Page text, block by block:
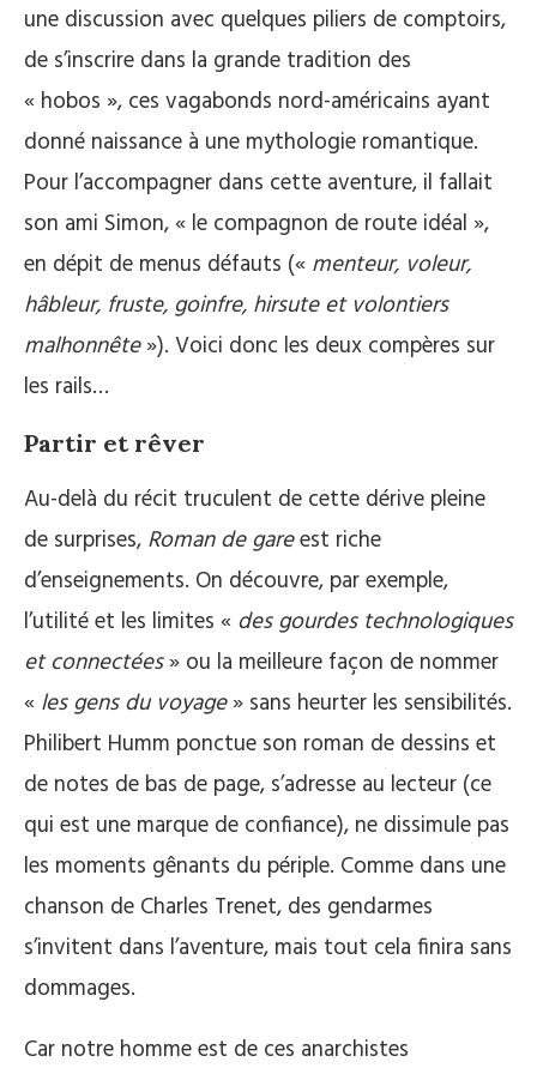
une discussion avec quelques piliers de comptoirs,
de s’inscrire dans la grande tradition des
« hobos », ces vagabonds nord-américains ayant
donné naissance à une mythologie romantique.
Pour l’accompagner dans cette aventure, il fallait
son ami Simon, « le compagnon de route idéal »,
en dépit de menus défauts (« menteur, voleur,
hâbleur, fruste, goinfre, hirsute et volontiers
malhonnête»). Voici donc les deux compères sur
les rails…
Partir et rêver
Au-delà du récit truculent de cette dérive pleine
de surprises, Roman de gareest riche
d’enseignements. On découvre, par exemple,
l’utilité et les limites « des gourdes technologiques
et connectées» ou la meilleure façon de nommer
« les gens du voyage» sans heurter les sensibilités.
Philibert Humm ponctue son roman de dessins et
de notes de bas de page, s’adresse au lecteur (ce
qui est une marque de confiance), ne dissimule pas
les moments gênants du périple. Comme dans une
chanson de Charles Trenet, des gendarmes
s’invitent dans l’aventure, mais tout cela finira sans
dommages.
Car notre homme est de ces anarchistes